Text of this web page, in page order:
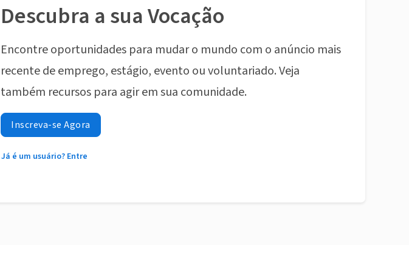
Descubra a sua Vocação
Encontre oportunidades para mudar o mundo com o anúncio mais
recente de emprego, estágio, evento ou voluntariado. Veja
também recursos para agir em sua comunidade.
Inscreva-se Agora
Já é um usuário? Entre